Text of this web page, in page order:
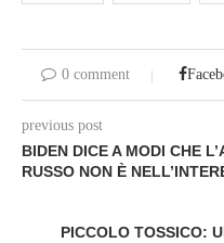
0 comment
previous post
BIDEN DICE A MODI CHE
RUSSO NON È
PICCOLO TOSSICO: